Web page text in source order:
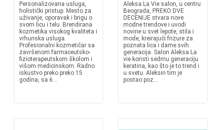
Personalizovana usluga,
holistički pristup. Mesto za
uživanje, oporavak i brigu o
svom licu i telu. Brendirana
kozmetika visokog kvaliteta i
vrhunska usluga.
Profesionalni kozmetičar sa
završenom farmaceutsko-
fizioterapeutskom školom i
višom medicinskom. Radno
iskustvo preko preko 15
godina, sa 6...
Aleksa La Vie salon, u centru
Beograda, PREKO DVE
DECENIJE stvara nove
modne trendove i uvodi
novine u svet lepote, stila i
mode, kreirajući frizure za
poznata lica i dame svih
generacija. Salon Aleksa La
vie koristi sedmu generaciju
keratina, kao što je to trend i
u svetu. Aleksin tim je
postao poz...